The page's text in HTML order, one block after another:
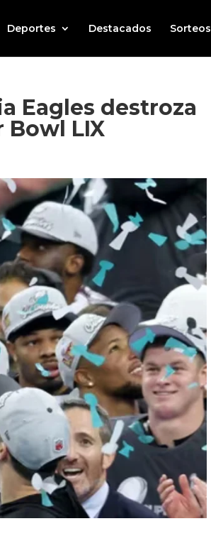
Deportes Destacados Sorteos
Eagles destroza
Bowl LIX